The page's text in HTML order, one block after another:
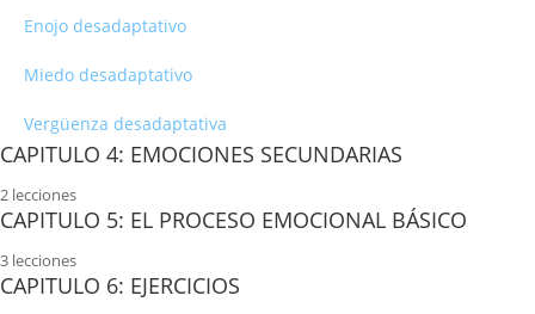
Enojo desadaptativo
Miedo desadaptativo
Vergüenza desadaptativa
CAPITULO 4: EMOCIONES SECUNDARIAS
Emociones secundarias
Emociones Instrumentales.
2 lecciones
CAPITULO 5: EL PROCESO EMOCIONAL BÁSICO
Dos caminos para la consciencia emocional
3 lecciones
CAPITULO 6: EJERCICIOS